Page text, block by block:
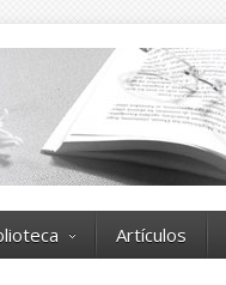
Artículos